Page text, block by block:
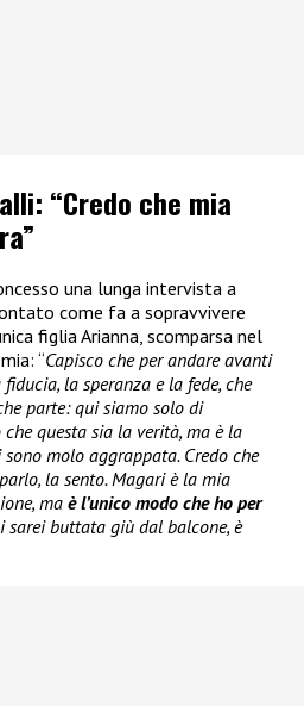
“Credo che mia
una lunga intervista a
come fa a sopravvivere
figlia Arianna, scomparsa nel
“Capisco che per andare avanti
la speranza e la fede, che
parte: qui siamo solo di
questa sia la verità, ma è la
molo aggrappata. Credo che
la sento. Magari è la mia
ma è l’unico modo che ho per
sarei buttata giù dal balcone, è